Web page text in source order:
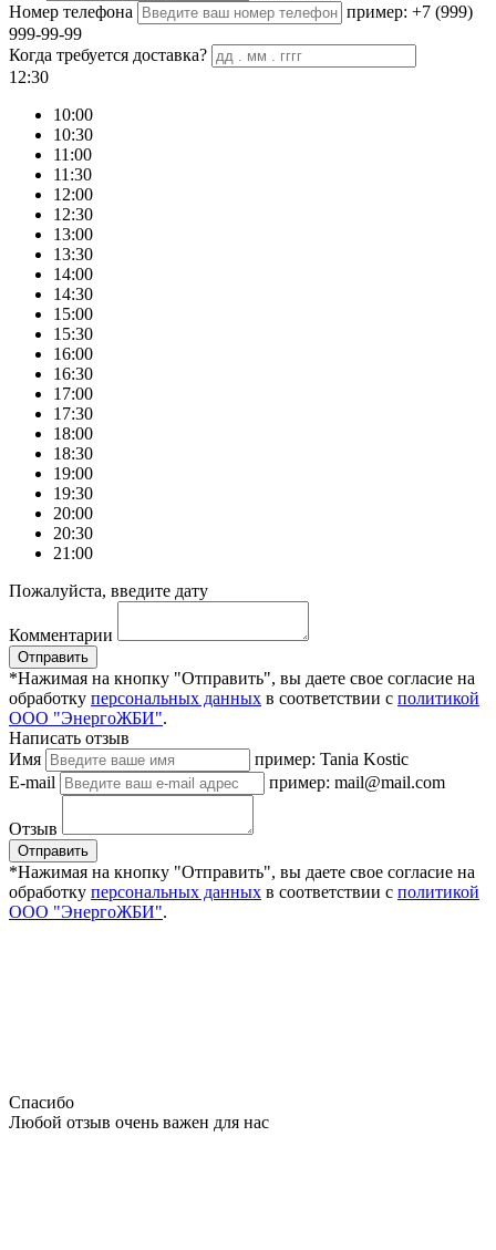
Номер телефона
пример: +7 (999)
999-99-99
Когда требуется доставка?
12:30
10:00
10:30
11:00
11:30
12:00
12:30
13:00
13:30
14:00
14:30
15:00
15:30
16:00
16:30
17:00
17:30
18:00
18:30
19:00
19:30
20:00
20:30
21:00
Пожалуйста, введите дату
Комментарии
Отправить
*Нажимая на кнопку "Отправить", вы даете свое согласие на
обработку персональных данных в соответствии с политикой
ООО "ЭнергоЖБИ".
Написать отзыв
Имя
пример: Tania Kostic
E-mail
пример: mail@mail.com
Отзыв
Отправить
*Нажимая на кнопку "Отправить", вы даете свое согласие на
обработку персональных данных в соответствии с политикой
ООО "ЭнергоЖБИ".
Спасибо
Любой отзыв очень важен для нас